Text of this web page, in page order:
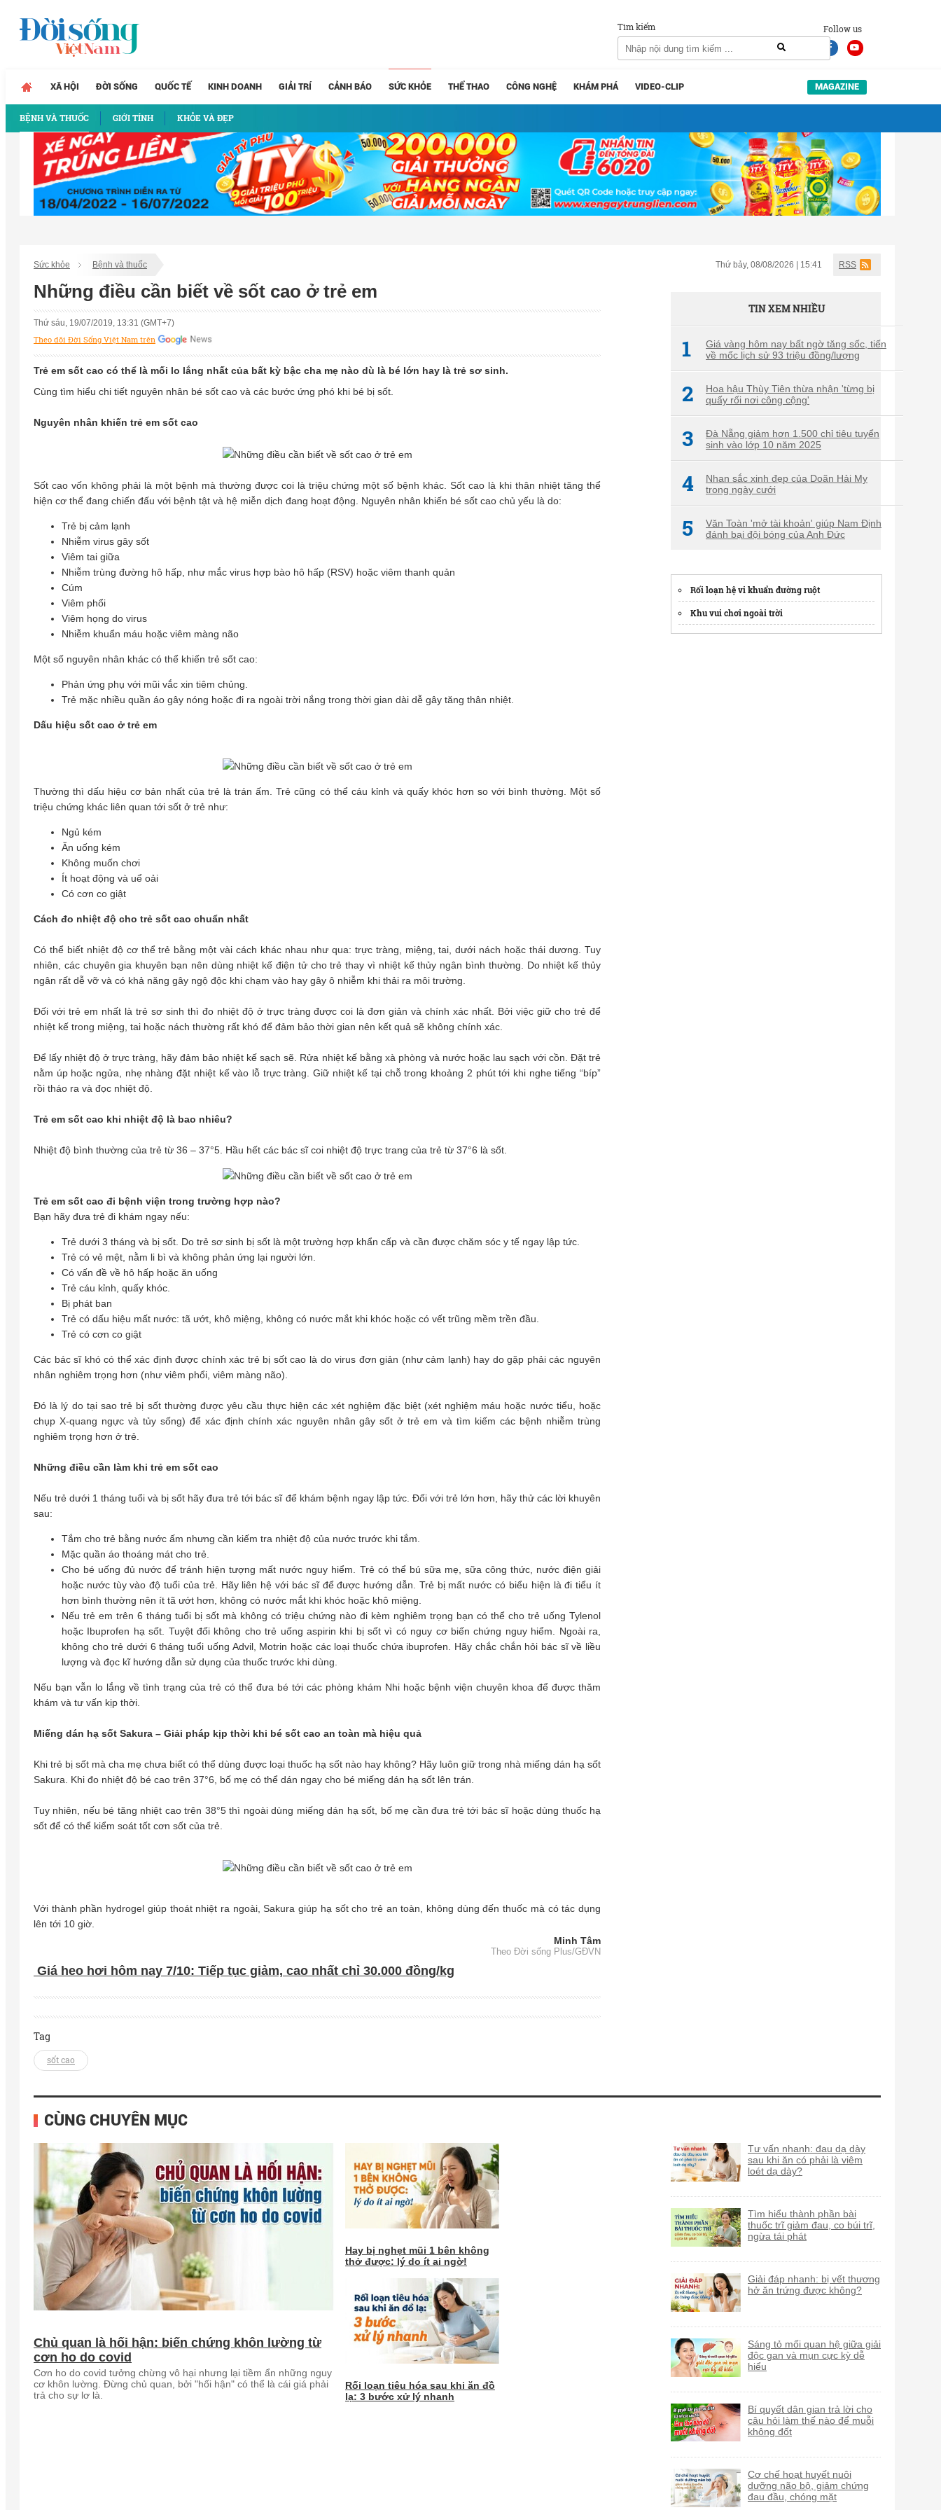
Follow us
Tìm kiếm
XÃ HỘI ĐỜI SỐNG QUỐC TẾ KINH DOANH GIẢI TRÍ CẢNH BÁO SỨC KHỎE
BỆNH VÀ THUỐC GIỚI TÍNH KHỎE VÀ ĐẸP
THỂ THAO CÔNG NGHỆ KHÁM PHÁ VIDEO-CLIP MAGAZINE
Sức khỏe Bệnh và thuốc Thứ bảy, 08/08/2026 | 15:41 RSS
Những điều cần biết về sốt cao ở trẻ em
Thứ sáu, 19/07/2019, 13:31 (GMT+7)
Theo dõi Đời Sống Việt Nam trên
Trẻ em sốt cao có thể là mối lo lắng nhất của bất kỳ bậc cha mẹ nào dù là bé lớn hay là trẻ sơ sinh.
Cùng tìm hiểu chi tiết nguyên nhân bé sốt cao và các bước ứng phó khi bé bị sốt.
Nguyên nhân khiến trẻ em sốt cao
Sốt cao vốn không phải là một bệnh mà thường được coi là triệu chứng một số bệnh khác. Sốt cao là khi thân nhiệt tăng thể
hiện cơ thể đang chiến đấu với bệnh tật và hệ miễn dịch đang hoạt động. Nguyên nhân khiến bé sốt cao chủ yếu là do:
Trẻ bị cảm lạnh
Nhiễm virus gây sốt
Viêm tai giữa
Nhiễm trùng đường hô hấp, như mắc virus hợp bào hô hấp (RSV) hoặc viêm thanh quản
Cúm
Viêm phổi
Viêm họng do virus
Nhiễm khuẩn máu hoặc viêm màng não
Một số nguyên nhân khác có thể khiến trẻ sốt cao:
Phản ứng phụ với mũi vắc xin tiêm chủng.
Trẻ mặc nhiều quần áo gây nóng hoặc đi ra ngoài trời nắng trong thời gian dài dễ gây tăng thân nhiệt.
Dấu hiệu sốt cao ở trẻ em
Thường thì dấu hiệu cơ bản nhất của trẻ là trán ấm. Trẻ cũng có thể cáu kỉnh và quấy khóc hơn so với bình thường. Một số
triệu chứng khác liên quan tới sốt ở trẻ như:
Ngủ kém
Ăn uống kém
Không muốn chơi
Ít hoạt động và uể oải
Có cơn co giật
Cách đo nhiệt độ cho trẻ sốt cao chuẩn nhất
Có thể biết nhiệt độ cơ thể trẻ bằng một vài cách khác nhau như qua: trực tràng, miệng, tai, dưới nách hoặc thái dương. Tuy
nhiên, các chuyên gia khuyên bạn nên dùng nhiệt kế điện tử cho trẻ thay vì nhiệt kế thủy ngân bình thường. Do nhiệt kế thủy
ngân rất dễ vỡ và có khả năng gây ngộ độc khi chạm vào hay gây ô nhiễm khi thải ra môi trường.
Đối với trẻ em nhất là trẻ sơ sinh thì đo nhiệt độ ở trực tràng được coi là đơn giản và chính xác nhất. Bởi việc giữ cho trẻ để
nhiệt kế trong miệng, tai hoặc nách thường rất khó để đảm bảo thời gian nên kết quả sẽ không chính xác.
Để lấy nhiệt độ ở trực tràng, hãy đảm bảo nhiệt kế sạch sẽ. Rửa nhiệt kế bằng xà phòng và nước hoặc lau sạch với cồn. Đặt trẻ
nằm úp hoặc ngửa, nhẹ nhàng đặt nhiệt kế vào lỗ trực tràng. Giữ nhiệt kế tại chỗ trong khoảng 2 phút tới khi nghe tiếng “bíp”
rồi tháo ra và đọc nhiệt độ.
Trẻ em sốt cao khi nhiệt độ là bao nhiêu?
Nhiệt độ bình thường của trẻ từ 36 – 37°5. Hầu hết các bác sĩ coi nhiệt độ trực trang của trẻ từ 37°6 là sốt.
Trẻ em sốt cao đi bệnh viện trong trường hợp nào?
Bạn hãy đưa trẻ đi khám ngay nếu:
Trẻ dưới 3 tháng và bị sốt. Do trẻ sơ sinh bị sốt là một trường hợp khẩn cấp và cần được chăm sóc y tế ngay lập tức.
Trẻ có vẻ mệt, nằm li bì và không phản ứng lại người lớn.
Có vấn đề về hô hấp hoặc ăn uống
Trẻ cáu kỉnh, quấy khóc.
Bị phát ban
Trẻ có dấu hiệu mất nước: tã ướt, khô miệng, không có nước mắt khi khóc hoặc có vết trũng mềm trền đầu.
Trẻ có cơn co giật
Các bác sĩ khó có thể xác định được chính xác trẻ bị sốt cao là do virus đơn giản (như cảm lạnh) hay do gặp phải các nguyên
nhân nghiêm trọng hơn (như viêm phổi, viêm màng não).
Đó là lý do tại sao trẻ bị sốt thường được yêu cầu thực hiện các xét nghiệm đặc biệt (xét nghiệm máu hoặc nước tiểu, hoặc
chụp X-quang ngực và tủy sống) để xác định chính xác nguyên nhân gây sốt ở trẻ em và tìm kiếm các bệnh nhiễm trùng
nghiêm trọng hơn ở trẻ.
Những điều cần làm khi trẻ em sốt cao
Nếu trẻ dưới 1 tháng tuổi và bị sốt hãy đưa trẻ tới bác sĩ để khám bệnh ngay lập tức. Đối với trẻ lớn hơn, hãy thử các lời khuyên
sau:
Tắm cho trẻ bằng nước ấm nhưng cần kiếm tra nhiệt độ của nước trước khi tắm.
Mặc quần áo thoáng mát cho trẻ.
Cho bé uống đủ nước để tránh hiện tượng mất nước nguy hiểm. Trẻ có thể bú sữa mẹ, sữa công thức, nước điện giải
hoặc nước tùy vào độ tuổi của trẻ. Hãy liên hệ với bác sĩ để được hướng dẫn. Trẻ bị mất nước có biểu hiện là đi tiểu ít
hơn bình thường nên ít tã ướt hơn, không có nước mắt khi khóc hoặc khô miệng.
Nếu trẻ em trên 6 tháng tuổi bị sốt mà không có triệu chứng nào đi kèm nghiêm trọng bạn có thể cho trẻ uống Tylenol
hoặc Ibuprofen hạ sốt. Tuyệt đối không cho trẻ uống aspirin khi bị sốt vì có nguy cơ biến chứng nguy hiểm. Ngoài ra,
không cho trẻ dưới 6 tháng tuổi uống Advil, Motrin hoặc các loại thuốc chứa ibuprofen. Hãy chắc chắn hỏi bác sĩ về liều
lượng và đọc kĩ hướng dẫn sử dụng của thuốc trước khi dùng.
Nếu bạn vẫn lo lắng về tình trạng của trẻ có thể đưa bé tới các phòng khám Nhi hoặc bệnh viện chuyên khoa để được thăm
khám và tư vấn kịp thời.
Miếng dán hạ sốt Sakura – Giải pháp kịp thời khi bé sốt cao an toàn mà hiệu quả
Khi trẻ bị sốt mà cha mẹ chưa biết có thể dùng được loại thuốc hạ sốt nào hay không? Hãy luôn giữ trong nhà miếng dán hạ sốt
Sakura. Khi đo nhiệt độ bé cao trên 37°6, bố mẹ có thể dán ngay cho bé miếng dán hạ sốt lên trán.
Tuy nhiên, nếu bé tăng nhiệt cao trên 38°5 thì ngoài dùng miếng dán hạ sốt, bố mẹ cần đưa trẻ tới bác sĩ hoặc dùng thuốc hạ
sốt để có thể kiểm soát tốt cơn sốt của trẻ.
Với thành phần hydrogel giúp thoát nhiệt ra ngoài, Sakura giúp hạ sốt cho trẻ an toàn, không dùng đến thuốc mà có tác dụng
lên tới 10 giờ.
Minh Tâm
Theo Đời sống Plus/GĐVN
Giá heo hơi hôm nay 7/10: Tiếp tục giảm, cao nhất chỉ 30.000 đồng/kg
Tag
sốt cao
TIN XEM NHIỀU
1
Giá vàng hôm nay bất ngờ tăng sốc, tiến
về mốc lịch sử 93 triệu đồng/lượng
2
Hoa hậu Thùy Tiên thừa nhận 'từng bị
quấy rối nơi công cộng'
3
Đà Nẵng giảm hơn 1.500 chỉ tiêu tuyển
sinh vào lớp 10 năm 2025
4
Nhan sắc xinh đẹp của Doãn Hải My
trong ngày cưới
5
Văn Toàn 'mở tài khoản' giúp Nam Định
đánh bại đội bóng của Anh Đức
Rối loạn hệ vi khuẩn đường ruột
Khu vui chơi ngoài trời
CÙNG CHUYÊN MỤC
Chủ quan là hối hận: biến chứng khôn lường từ
cơn ho do covid
Cơn ho do covid tưởng chừng vô hại nhưng lại tiềm ẩn những nguy
cơ khôn lường. Đừng chủ quan, bởi "hối hận" có thể là cái giá phải
trả cho sự lơ là.
Hay bị nghẹt mũi 1 bên không
thở được: lý do ít ai ngờ!
Rối loạn tiêu hóa sau khi ăn đồ
lạ: 3 bước xử lý nhanh
Tư vấn nhanh: đau dạ dày
sau khi ăn có phải là viêm
loét dạ dày?
Tìm hiểu thành phần bài
thuốc trĩ giảm đau, co búi trĩ,
ngừa tái phát
Giải đáp nhanh: bị vết thương
hở ăn trứng được không?
Sáng tỏ mối quan hệ giữa giải
độc gan và mụn cực kỳ dễ
hiểu
Bí quyết dân gian trả lời cho
câu hỏi làm thế nào để muỗi
không đốt
Cơ chế hoạt huyết nuôi
dưỡng não bộ, giảm chứng
đau đầu, chóng mặt